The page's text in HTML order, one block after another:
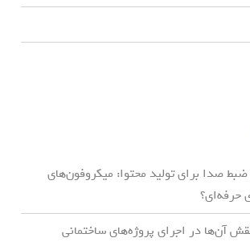
صدا برای تولید محتوا: میکروفون‌های
حرفه‌ای؟
آن‌ها در اجرای پروژه‌های ساختمانی